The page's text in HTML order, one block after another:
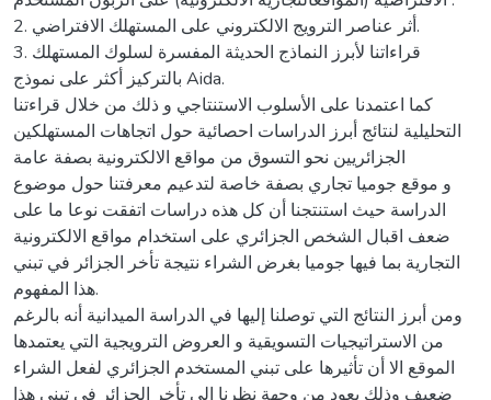
2. أثر عناصر الترويج الالكتروني على المستهلك الافتراضي.
3. قراءاتنا لأبرز النماذج الحديثة المفسرة لسلوك المستهلك
بالتركيز أكثر على نموذج Aida.
كما اعتمدنا على الأسلوب الاستنتاجي و ذلك من خلال قراءتنا
التحليلية لنتائج أبرز الدراسات احصائية حول اتجاهات المستهلكين
الجزائريين نحو التسوق من مواقع الالكترونية بصفة عامة
و موقع جوميا تجاري بصفة خاصة لتدعيم معرفتنا حول موضوع
الدراسة حيث استنتجنا أن كل هذه دراسات اتفقت نوعا ما على
ضعف اقبال الشخص الجزائري على استخدام مواقع الالكترونية
التجارية بما فيها جوميا بغرض الشراء نتيجة تأخر الجزائر في تبني
هذا المفهوم.
ومن أبرز النتائج التي توصلنا إليها في الدراسة الميدانية أنه بالرغم
من الاستراتيجيات التسويقية و العروض الترويجية التي يعتمدها
الموقع الا أن تأثيرها على تبني المستخدم الجزائري لفعل الشراء
ضعيف وذلك يعود من وجهة نظرنا الى تأخر الجزائر في تبني هذا